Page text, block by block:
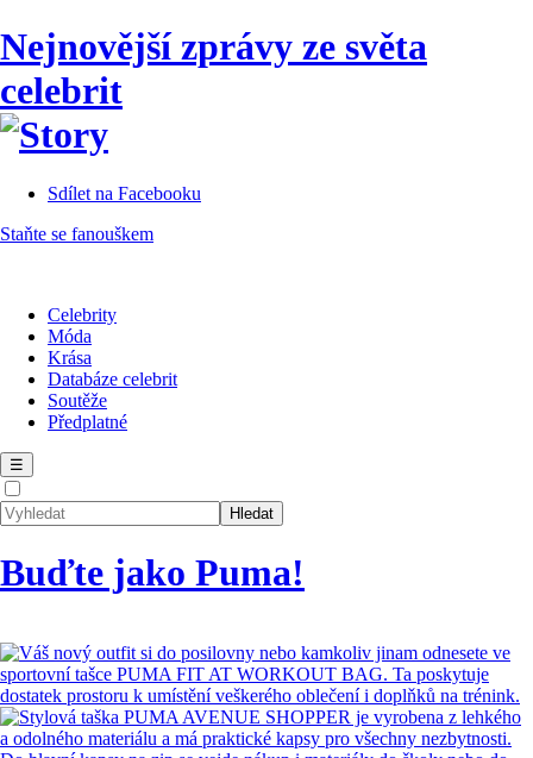
Nejnovější zprávy ze světa
celebrit
Sdílet na Facebooku
Staňte se fanouškem
Celebrity
Móda
Krása
Databáze celebrit
Soutěže
Předplatné
☰
Buďte jako Puma!